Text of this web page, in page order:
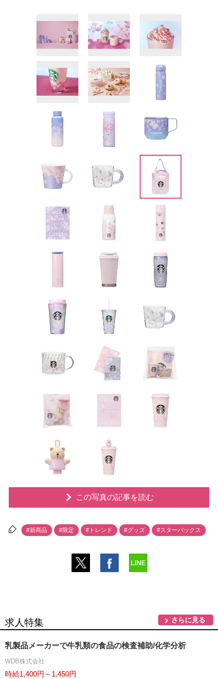
この写真の記事を読む
#新商品 #限定 #トレンド #グッズ #スターバックス
求人特集 さらに見る
乳製品メーカーで牛乳類の食品の検査補助/化学分析
WDB株式会社
時給1,400円～1,450円